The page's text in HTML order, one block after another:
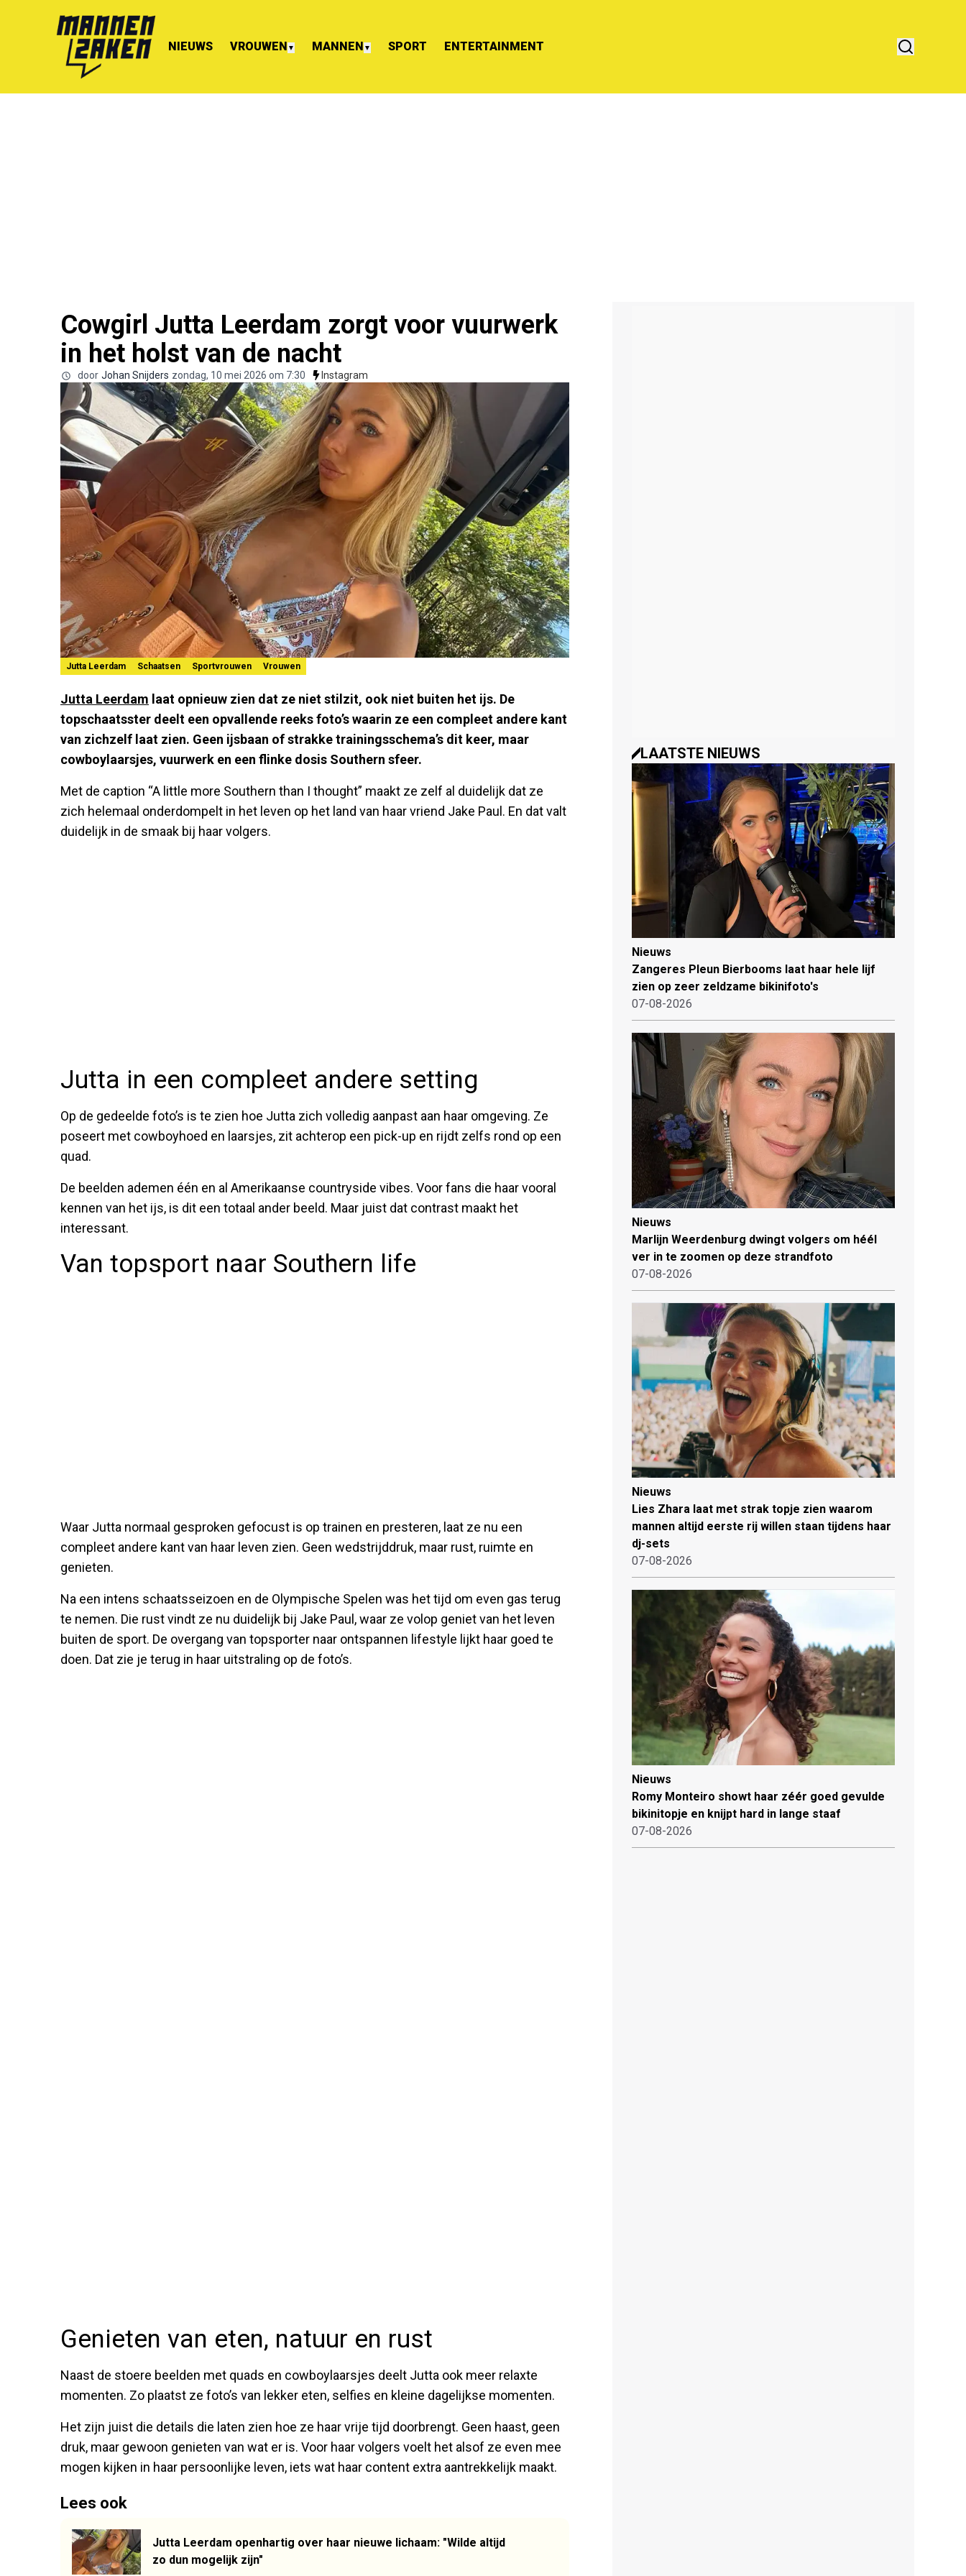
NIEUWS VROUWEN ▼ MANNEN ▼ SPORT ENTERTAINMENT
Cowgirl Jutta Leerdam zorgt voor vuurwerk
in het holst van de nacht
door Johan Snijders zondag, 10 mei 2026 om 7:30 Instagram
Jutta Leerdam Schaatsen Sportvrouwen Vrouwen
Jutta Leerdam laat opnieuw zien dat ze niet stilzit, ook niet buiten het ijs. De
topschaatsster deelt een opvallende reeks foto’s waarin ze een compleet andere kant
van zichzelf laat zien. Geen ijsbaan of strakke trainingsschema’s dit keer, maar
cowboylaarsjes, vuurwerk en een flinke dosis Southern sfeer.
Met de caption “A little more Southern than I thought” maakt ze zelf al duidelijk dat ze
zich helemaal onderdompelt in het leven op het land van haar vriend Jake Paul. En dat valt
duidelijk in de smaak bij haar volgers.
Jutta in een compleet andere setting
Op de gedeelde foto’s is te zien hoe Jutta zich volledig aanpast aan haar omgeving. Ze
poseert met cowboyhoed en laarsjes, zit achterop een pick-up en rijdt zelfs rond op een
quad.
De beelden ademen één en al Amerikaanse countryside vibes. Voor fans die haar vooral
kennen van het ijs, is dit een totaal ander beeld. Maar juist dat contrast maakt het
interessant.
Van topsport naar Southern life
Waar Jutta normaal gesproken gefocust is op trainen en presteren, laat ze nu een
compleet andere kant van haar leven zien. Geen wedstrijddruk, maar rust, ruimte en
genieten.
Na een intens schaatsseizoen en de Olympische Spelen was het tijd om even gas terug
te nemen. Die rust vindt ze nu duidelijk bij Jake Paul, waar ze volop geniet van het leven
buiten de sport. De overgang van topsporter naar ontspannen lifestyle lijkt haar goed te
doen. Dat zie je terug in haar uitstraling op de foto’s.
Genieten van eten, natuur en rust
Naast de stoere beelden met quads en cowboylaarsjes deelt Jutta ook meer relaxte
momenten. Zo plaatst ze foto’s van lekker eten, selfies en kleine dagelijkse momenten.
Het zijn juist die details die laten zien hoe ze haar vrije tijd doorbrengt. Geen haast, geen
druk, maar gewoon genieten van wat er is. Voor haar volgers voelt het alsof ze even mee
mogen kijken in haar persoonlijke leven, iets wat haar content extra aantrekkelijk maakt.
Lees ook
Jutta Leerdam openhartig over haar nieuwe lichaam: "Wilde altijd
zo dun mogelijk zijn"
LAATSTE NIEUWS
Nieuws
Zangeres Pleun Bierbooms laat haar hele lijf
zien op zeer zeldzame bikinifoto's
07-08-2026
Nieuws
Marlijn Weerdenburg dwingt volgers om héél
ver in te zoomen op deze strandfoto
07-08-2026
Nieuws
Lies Zhara laat met strak topje zien waarom
mannen altijd eerste rij willen staan tijdens haar
dj-sets
07-08-2026
Nieuws
Romy Monteiro showt haar zéér goed gevulde
bikinitopje en knijpt hard in lange staaf
07-08-2026